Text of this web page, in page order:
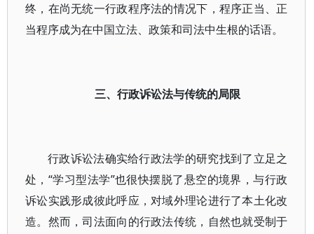
终，在尚无统一行政程序法的情况下，程序正当、正
当程序成为在中国立法、政策和司法中生根的话语。
三、行政诉讼法与传统的局限
行政诉讼法确实给行政法学的研究找到了立足之
处，“学习型法学”也很快摆脱了悬空的境界，与行政
诉讼实践形成彼此呼应，对域外理论进行了本土化改
造。然而，司法面向的行政法传统，自然也就受制于